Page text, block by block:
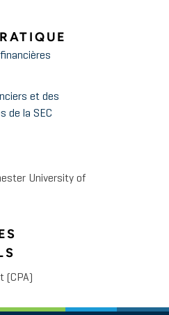
et des
de la SEC
University of
(CPA)